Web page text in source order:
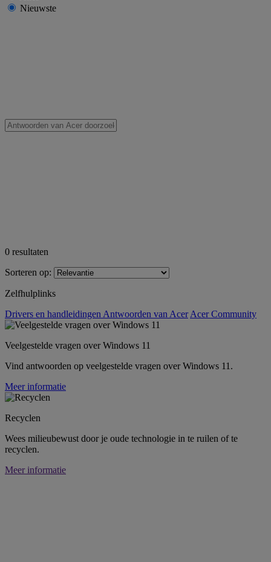
Nieuwste
0 resultaten
Sorteren op:
Zelfhulplinks
Drivers en handleidingen Antwoorden van Acer Acer Community
Veelgestelde vragen over Windows 11
Vind antwoorden op veelgestelde vragen over Windows 11.
Meer informatie
Recyclen
Wees milieubewust door je oude technologie in te ruilen of te
recyclen.
Meer informatie